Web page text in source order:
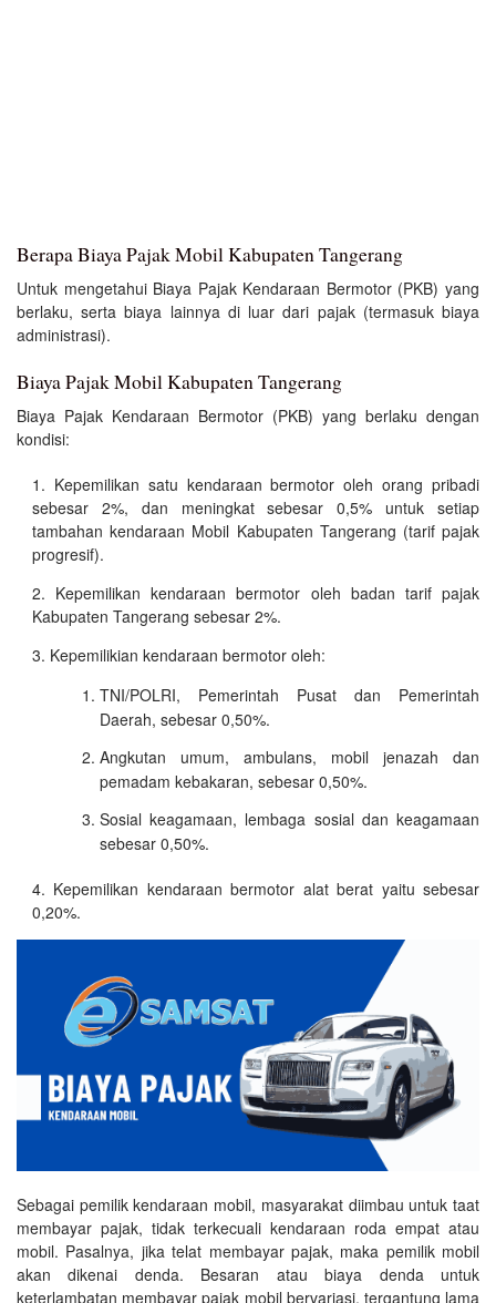
Berapa Biaya Pajak Mobil Kabupaten Tangerang
Untuk mengetahui Biaya Pajak Kendaraan Bermotor (PKB) yang
berlaku, serta biaya lainnya di luar dari pajak (termasuk biaya
administrasi).
Biaya Pajak Mobil Kabupaten Tangerang
Biaya Pajak Kendaraan Bermotor (PKB) yang berlaku dengan
kondisi:
Kepemilikan satu kendaraan bermotor oleh orang pribadi
sebesar 2%, dan meningkat sebesar 0,5% untuk setiap
tambahan kendaraan Mobil Kabupaten Tangerang (tarif pajak
progresif).
Kepemilikan kendaraan bermotor oleh badan tarif pajak
Kabupaten Tangerang sebesar 2%.
Kepemilikian kendaraan bermotor oleh:
TNI/POLRI, Pemerintah Pusat dan Pemerintah
Daerah, sebesar 0,50%.
Angkutan umum, ambulans, mobil jenazah dan
pemadam kebakaran, sebesar 0,50%.
Sosial keagamaan, lembaga sosial dan keagamaan
sebesar 0,50%.
Kepemilikan kendaraan bermotor alat berat yaitu sebesar
0,20%.
Sebagai pemilik kendaraan mobil, masyarakat diimbau untuk taat
membayar pajak, tidak terkecuali kendaraan roda empat atau
mobil. Pasalnya, jika telat membayar pajak, maka pemilik mobil
akan dikenai denda. Besaran atau biaya denda untuk
keterlambatan membayar pajak mobil bervariasi, tergantung lama